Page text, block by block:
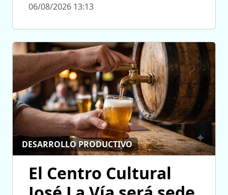
06/08/2026 13:13
DESARROLLO PRODUCTIVO
El Centro Cultural